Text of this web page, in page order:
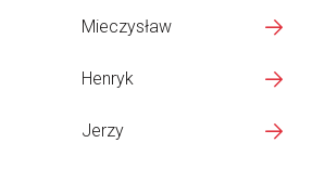
Mieczysław
Henryk
Jerzy